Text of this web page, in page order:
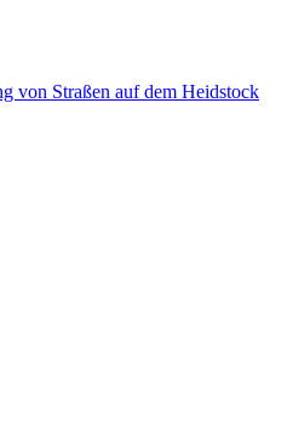
von Straßen auf dem Heidstock